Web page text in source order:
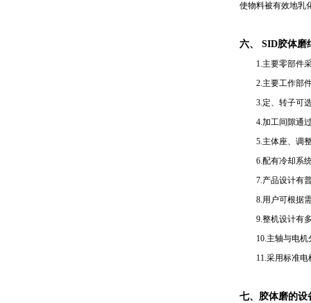
使物料被有效地乳
六、 SID胶体磨
1.主要零部件采
2.主要工作部件
3.定、转子可选
4.加工间隙通过
5.主体座、调整
6.配有冷却系统
7.产品设计有普
8.用户可根据需
9.整机设计有多
10.主轴与电机
11.采用标准电
七、胶体磨的设